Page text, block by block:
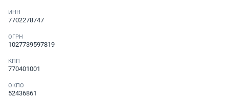
ИНН
7702278747
ОГРН
1027739597819
КПП
770401001
ОКПО
52436861